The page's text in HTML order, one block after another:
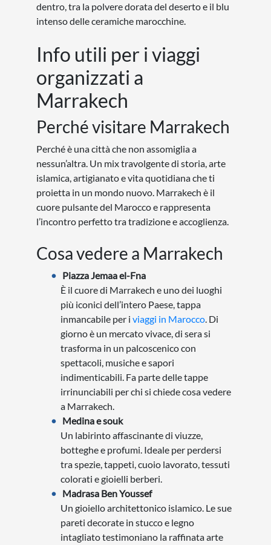
dentro, tra la polvere dorata del deserto e il blu
intenso delle ceramiche marocchine.
Info utili per i viaggi
organizzati a
Marrakech
Perché visitare Marrakech
Perché è una città che non assomiglia a
nessun’altra. Un mix travolgente di storia, arte
islamica, artigianato e vita quotidiana che ti
proietta in un mondo nuovo. Marrakech è il
cuore pulsante del Marocco e rappresenta
l’incontro perfetto tra tradizione e accoglienza.
Cosa vedere a Marrakech
Piazza Jemaa el-Fna
È il cuore di Marrakech e uno dei luoghi
più iconici dell’intero Paese, tappa
inmancabile per i viaggi in Marocco. Di
giorno è un mercato vivace, di sera si
trasforma in un palcoscenico con
spettacoli, musiche e sapori
indimenticabili. Fa parte delle tappe
irrinunciabili per chi si chiede cosa vedere
a Marrakech.
Medina e souk
Un labirinto affascinante di viuzze,
botteghe e profumi. Ideale per perdersi
tra spezie, tappeti, cuoio lavorato, tessuti
colorati e gioielli berberi.
Madrasa Ben Youssef
Un gioiello architettonico islamico. Le sue
pareti decorate in stucco e legno
intagliato testimoniano la raffinata arte